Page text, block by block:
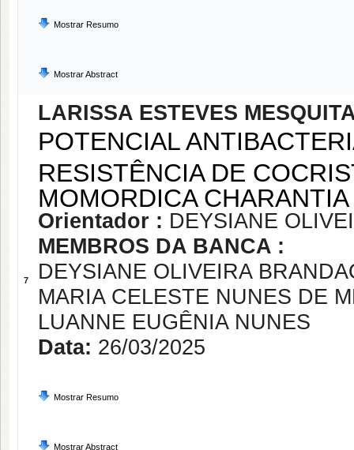
Mostrar Resumo
Mostrar Abstract
7
LARISSA ESTEVES
POTENCIAL
RESISTÊNCIA DE
MOMORDICA CHARANTIA
Orientador : DEYSIANE
MEMBROS DA BANCA :
DEYSIANE OLIVEIRA
MARIA CELESTE NUNES DE
LUANNE EUGÊNIA NUNES
Data: 26/03/2025
Mostrar Resumo
Mostrar Abstract